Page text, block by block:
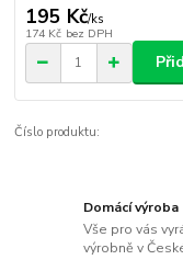
195 Kč/ks
174 Kč bez DPH
Číslo produktu:
Domácí výroba
Vše pro vás
výrobně v